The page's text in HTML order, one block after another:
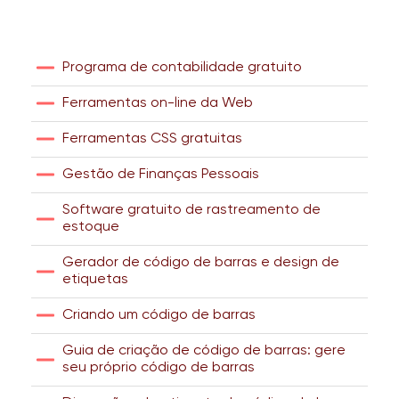
Programa de contabilidade gratuito
Ferramentas on-line da Web
Ferramentas CSS gratuitas
Gestão de Finanças Pessoais
Software gratuito de rastreamento de
estoque
Gerador de código de barras e design de
etiquetas
Criando um código de barras
Guia de criação de código de barras: gere
seu próprio código de barras